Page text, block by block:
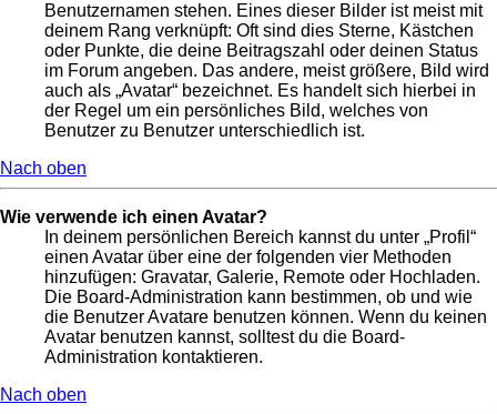
Benutzernamen stehen. Eines dieser Bilder ist meist mit
deinem Rang verknüpft: Oft sind dies Sterne, Kästchen
oder Punkte, die deine Beitragszahl oder deinen Status
im Forum angeben. Das andere, meist größere, Bild wird
auch als „Avatar“ bezeichnet. Es handelt sich hierbei in
der Regel um ein persönliches Bild, welches von
Benutzer zu Benutzer unterschiedlich ist.
Nach oben
Wie verwende ich einen Avatar?
In deinem persönlichen Bereich kannst du unter „Profil“
einen Avatar über eine der folgenden vier Methoden
hinzufügen: Gravatar, Galerie, Remote oder Hochladen.
Die Board-Administration kann bestimmen, ob und wie
die Benutzer Avatare benutzen können. Wenn du keinen
Avatar benutzen kannst, solltest du die Board-
Administration kontaktieren.
Nach oben